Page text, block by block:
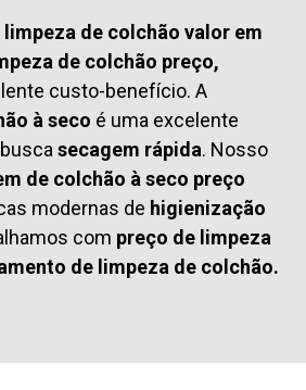
limpeza de colchão valor em
de colchão preço,
custo-benefício. A
à seco é uma excelente
secagem rápida. Nosso
de colchão à seco preço
modernas de higienização
com preço de limpeza
de limpeza de colchão.